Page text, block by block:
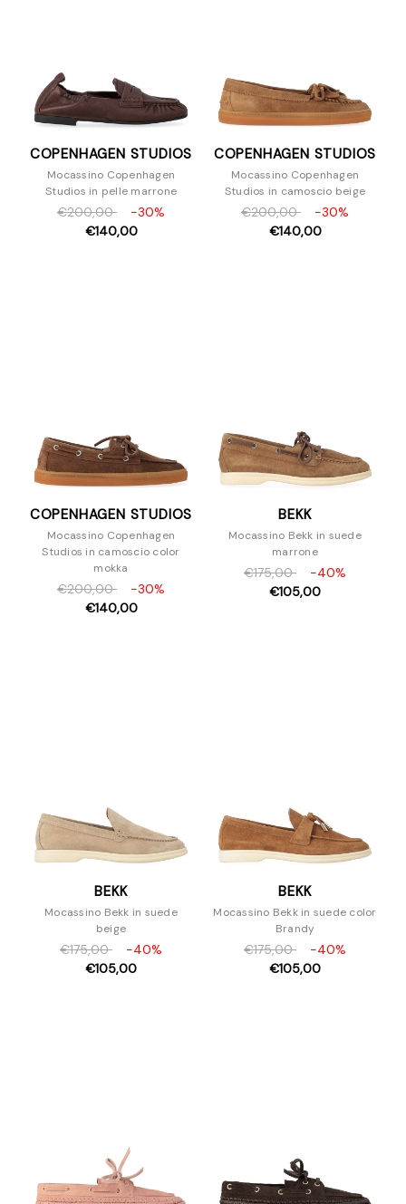
COPENHAGEN STUDIOS
Mocassino Copenhagen
Studios in pelle marrone
€200,00
-30%
€140,00
COPENHAGEN STUDIOS
Mocassino Copenhagen
Studios in camoscio beige
€200,00
-30%
€140,00
COPENHAGEN STUDIOS
Mocassino Copenhagen
Studios in camoscio color
mokka
€200,00
-30%
€140,00
BEKK
Mocassino Bekk in suede
marrone
€175,00
-40%
€105,00
BEKK
Mocassino Bekk in suede
beige
€175,00
-40%
€105,00
BEKK
Mocassino Bekk in suede color
Brandy
€175,00
-40%
€105,00